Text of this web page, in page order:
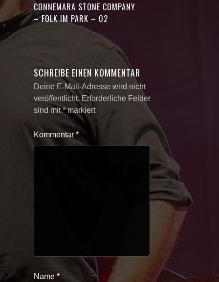
CONNEMARA STONE COMPANY
– FOLK IM PARK – 02
SCHREIBE EINEN KOMMENTAR
Deine E-Mail-Adresse wird nicht
veröffentlicht. Erforderliche Felder
sind mit*markiert
Kommentar *
Name *